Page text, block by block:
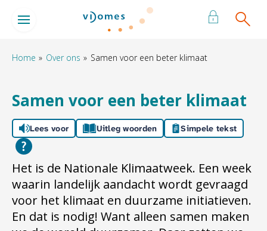
Naar de homepage
Ga naar Hoofd
Home Over ons Samen voor een beter klimaat
Samen voor een beter klimaat
Lees voor Uitleg woorden Simpele tekst
Het is de Nationale Klimaatweek. Een week
waarin landelijk aandacht wordt gevraagd
voor het klimaat en duurzame initiatieven.
En dat is nodig! Want alleen samen maken